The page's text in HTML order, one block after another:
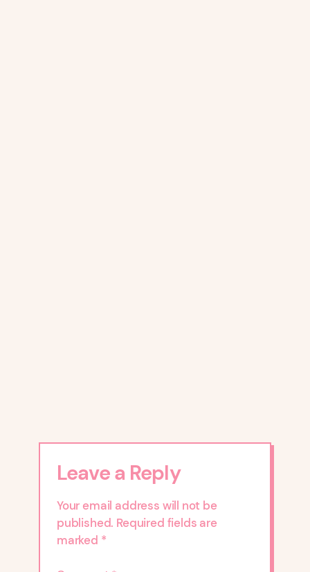
Leave a Reply
Your email address will not be
published. Required fields are
marked *